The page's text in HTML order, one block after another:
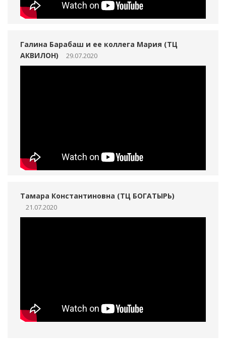
Галина Барабаш и ее коллега Мария (ТЦ
АКВИЛОН)
29.07.2020
Тамара Константиновна (ТЦ БОГАТЫРЬ)
21.07.2020